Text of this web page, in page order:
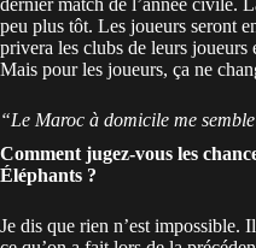
dernier match de l’année civile.
peu plus tôt. Les joueurs seront
privera les clubs de leurs joueurs
Mais pour les joueurs, ça ne
“Le Maroc à domicile me
Comment jugez-vous les
Éléphants ?
Je dis que rien n’est impossible.